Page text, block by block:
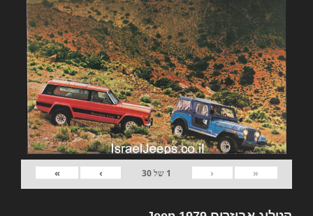
«
‹
1 של30
›
»